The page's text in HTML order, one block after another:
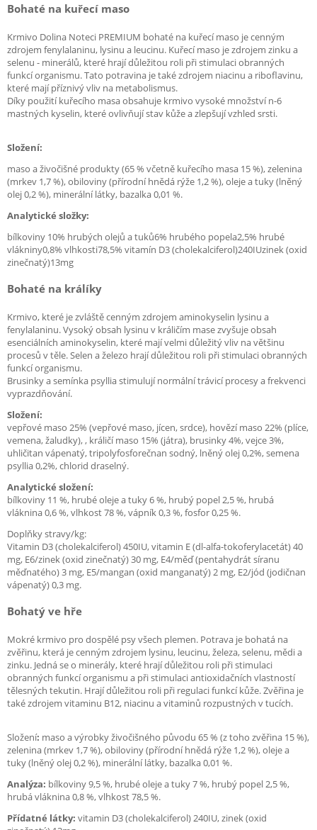
Bohaté na kuřecí maso
Krmivo Dolina Noteci PREMIUM bohaté na kuřecí maso je cenným
zdrojem fenylalaninu, lysinu a leucinu. Kuřecí maso je zdrojem zinku a
selenu - minerálů, které hrají důležitou roli při stimulaci obranných
funkcí organismu. Tato potravina je také zdrojem niacinu a riboflavinu,
které mají příznivý vliv na metabolismus.
Díky použití kuřecího masa obsahuje krmivo vysoké množství n-6
mastných kyselin, které ovlivňují stav kůže a zlepšují vzhled srsti.
Složení:
maso a živočišné produkty (65 % včetně kuřecího masa 15 %), zelenina
(mrkev 1,7 %), obiloviny (přírodní hnědá rýže 1,2 %), oleje a tuky (lněný
olej 0,2 %), minerální látky, bazalka 0,01 %.
Analytické složky:
bílkoviny 10% hrubých olejů a tuků6% hrubého popela2,5% hrubé
vlákniny0,8% vlhkosti78,5% vitamín D3 (cholekalciferol)240IUzinek (oxid
zinečnatý)13mg
Bohaté na králíky
Krmivo, které je zvláště cenným zdrojem aminokyselin lysinu a
fenylalaninu. Vysoký obsah lysinu v králičím mase zvyšuje obsah
esenciálních aminokyselin, které mají velmi důležitý vliv na většinu
procesů v těle. Selen a železo hrají důležitou roli při stimulaci obranných
funkcí organismu.
Brusinky a semínka psyllia stimulují normální trávicí procesy a frekvenci
vyprazdňování.
Složení:
vepřové maso 25% (vepřové maso, jícen, srdce), hovězí maso 22% (plíce,
vemena, žaludky), , králičí maso 15% (játra), brusinky 4%, vejce 3%,
uhličitan vápenatý, tripolyfosforečnan sodný, lněný olej 0,2%, semena
psyllia 0,2%, chlorid draselný.
Analytické složení:
bílkoviny 11 %, hrubé oleje a tuky 6 %, hrubý popel 2,5 %, hrubá
vláknina 0,6 %, vlhkost 78 %, vápník 0,3 %, fosfor 0,25 %.
Doplňky stravy/kg:
Vitamin D3 (cholekalciferol) 450IU, vitamin E (dl-alfa-tokoferylacetát) 40
mg, E6/zinek (oxid zinečnatý) 30 mg, E4/měď (pentahydrát síranu
měďnatého) 3 mg, E5/mangan (oxid manganatý) 2 mg, E2/jód (jodičnan
vápenatý) 0,3 mg.
Bohatý ve hře
Mokré krmivo pro dospělé psy všech plemen. Potrava je bohatá na
zvěřinu, která je cenným zdrojem lysinu, leucinu, železa, selenu, mědi a
zinku. Jedná se o minerály, které hrají důležitou roli při stimulaci
obranných funkcí organismu a při stimulaci antioxidačních vlastností
tělesných tekutin. Hrají důležitou roli při regulaci funkcí kůže. Zvěřina je
také zdrojem vitaminu B12, niacinu a vitaminů rozpustných v tucích.
Složení: maso a výrobky živočišného původu 65 % (z toho zvěřina 15 %),
zelenina (mrkev 1,7 %), obiloviny (přírodní hnědá rýže 1,2 %), oleje a
tuky (lněný olej 0,2 %), minerální látky, bazalka 0,01 %.
Analýza: bílkoviny 9,5 %, hrubé oleje a tuky 7 %, hrubý popel 2,5 %,
hrubá vláknina 0,8 %, vlhkost 78,5 %.
Přídatné látky: vitamin D3 (cholekalciferol) 240IU, zinek (oxid